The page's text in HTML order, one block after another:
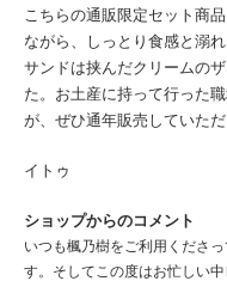
こちらの通販限定セット商
ながら、しっとり食感と溺
サンドは挟んだクリームの
た。お土産に持って行った
が、ぜひ通年販売していただ
イトゥ
ショップからのコメント
いつも楓乃樹をご利用くださ
す。そしてこの度はお忙しい